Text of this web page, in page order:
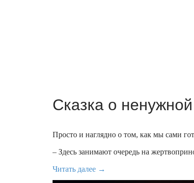
Сказка о
Просто и наглядно о том, как мы сами
– Здесь занимают очередь на
Читать далее →